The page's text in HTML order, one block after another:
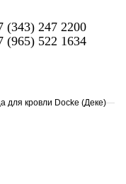
(343) 247 2200
(965) 522 1634
для кровли Docke (Деке)—